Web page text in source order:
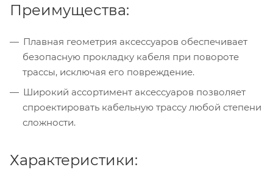
Преимущества:
Плавная геометрия аксессуаров обеспечивает
безопасную прокладку кабеля при повороте
трассы, исключая его повреждение.
Широкий ассортимент аксессуаров позволяет
спроектировать кабельную трассу любой степени
сложности.
Характеристики: